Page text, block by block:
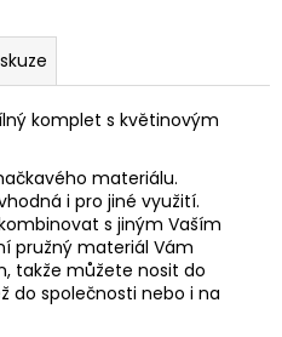
komplet s květinovým
materiálu.
i pro jiné využití.
s jiným Vaším
pružný materiál Vám
takže můžete nosit do
do společnosti nebo i na